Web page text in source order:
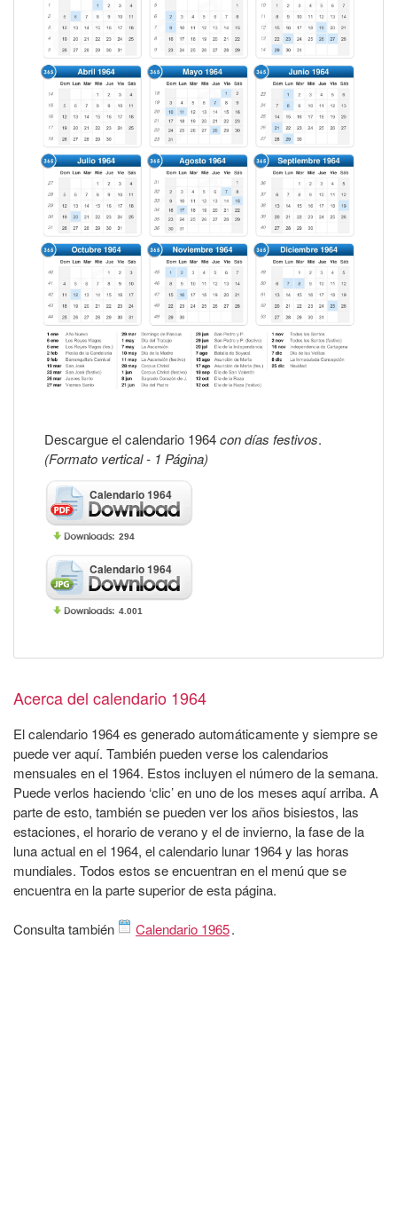
Descargue el calendario 1964con días festivos.
(Formato vertical - 1 Página)
Calendario 1964
294
Calendario 1964
4.001
Acerca del calendario 1964
El calendario 1964 es generado automáticamente y siempre se
puede ver aquí. También pueden verse los calendarios
mensuales en el 1964. Estos incluyen el número de la semana.
Puede verlos haciendo ‘clic’ en uno de los meses aquí arriba. A
parte de esto, también se pueden ver los años bisiestos, las
estaciones, el horario de verano y el de invierno, la fase de la
luna actual en el 1964, el calendario lunar 1964 y las horas
mundiales. Todos estos se encuentran en el menú que se
encuentra en la parte superior de esta página.
Consulta también Calendario 1965.